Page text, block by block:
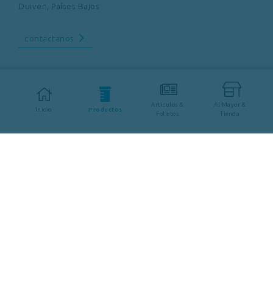
Inicio Productos
Articulos &
Folletos
Al Mayor &
Tienda
Duiven Países Bajos
contactanos